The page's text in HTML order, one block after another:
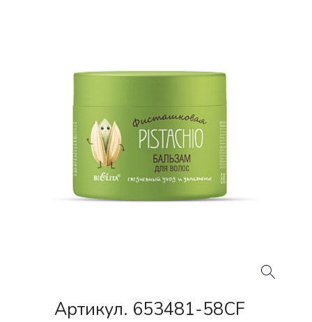
Артикул. 653481-58CF